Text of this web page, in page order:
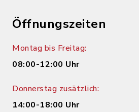
Öffnungszeiten
Montag bis Freitag:
08:00-12:00 Uhr
Donnerstag zusätzlich:
14:00-18:00 Uhr